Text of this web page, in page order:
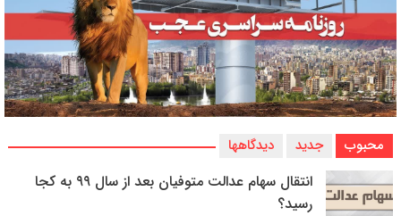
محبوب جدید دیدگاهها
انتقال سهام عدالت متوفیان بعد از سال ۹۹ به کجا
رسید؟